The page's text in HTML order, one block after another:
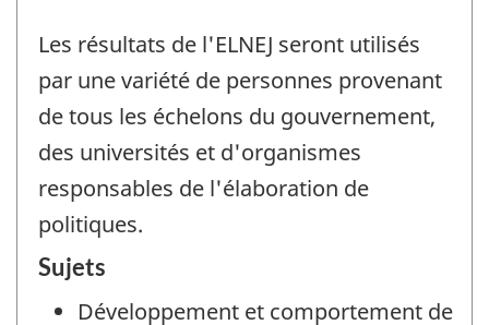
Les résultats de l'ELNEJ seront utilisés
par une variété de personnes provenant
de tous les échelons du gouvernement,
des universités et d'organismes
responsables de l'élaboration de
politiques.
Sujets
Développement et comportement de